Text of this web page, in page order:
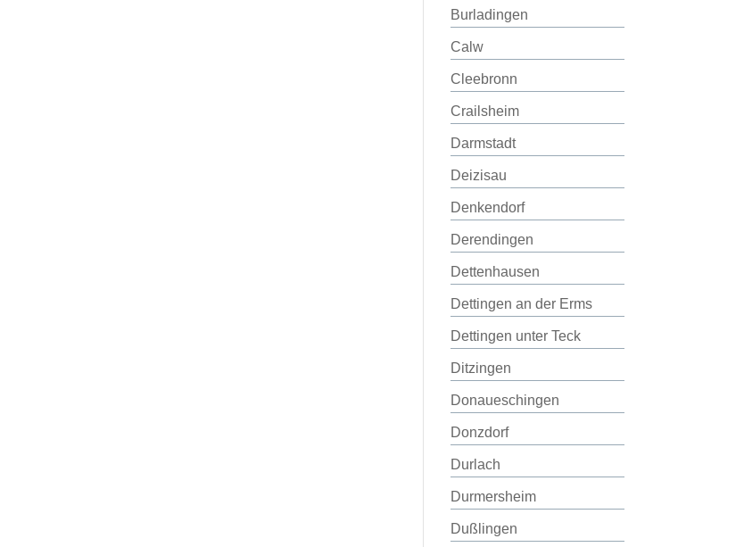
Burladingen
Calw
Cleebronn
Crailsheim
Darmstadt
Deizisau
Denkendorf
Derendingen
Dettenhausen
Dettingen an der Erms
Dettingen unter Teck
Ditzingen
Donaueschingen
Donzdorf
Durlach
Durmersheim
Dußlingen